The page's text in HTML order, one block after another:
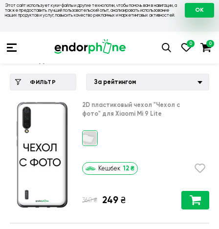
Этот сайт использует куки-файлы и другие технологии, чтобы помочь вам в навигации, а
также предоставить лучший пользовательский опыт, анализировать использование
наших продуктов и услуг, повысить качество рекламных и маркетинговых активностей.
OK
💙 Чехлы на Xiaomi 💛 Чехол для Xiaomi
ФИЛЬТР За рейтингом
2D пластиковый чехол "Чехол с
фото" для Xiaomi Mi 9 Lite
Кешбек 12 ₴
360 ₴ 249 ₴